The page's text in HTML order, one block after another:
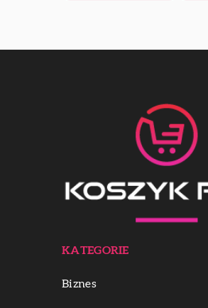
KATEGORIE
Biznes